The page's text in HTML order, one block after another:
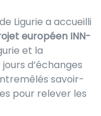
Ligurie a accueilli
européen INN-
et la
d’échanges
savoir-
pour relever les